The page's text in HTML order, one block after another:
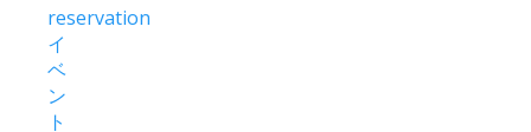
reservation
イ
ベ
ン
ト